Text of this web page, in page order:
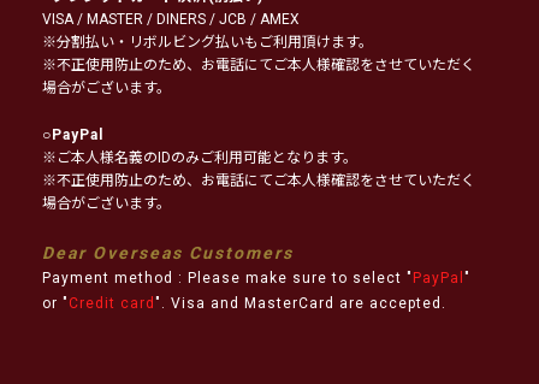
VISA / MASTER / DINERS / JCB / AMEX
※分割払い・リボルビング払いもご利用頂けます。
※不正使用防止のため、お電話にてご本人様確認をさせていただく
場合がございます。
○PayPal
※ご本人様名義のIDのみご利用可能となります。
※不正使用防止のため、お電話にてご本人様確認をさせていただく
場合がございます。
Dear Overseas Customers
Payment method : Please make sure to select " PayPal "
or " Credit card ". Visa and MasterCard are accepted.